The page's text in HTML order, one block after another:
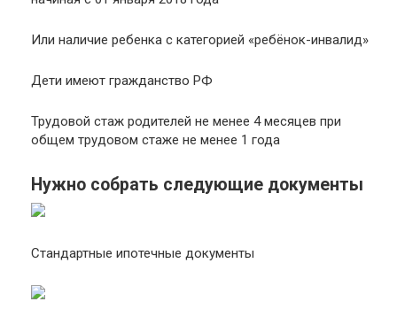
Или наличие ребенка с категорией «ребёнок-инвалид»
Дети имеют гражданство РФ
Трудовой стаж родителей не менее 4 месяцев при
общем трудовом стаже не менее 1 года
Нужно собрать следующие документы
Стандартные ипотечные документы